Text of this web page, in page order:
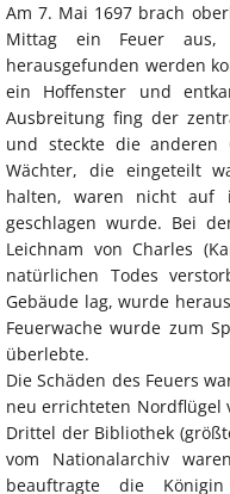
Am 7. Mai 1697 brach
Mittag ein Feuer
herausgefunden werden
ein Hoffenster und
Ausbreitung fing der
und steckte die anderen
Wächter, die eingeteilt
halten, waren nicht auf
geschlagen wurde. Bei
Leichnam von Charles
natürlichen Todes
Gebäude lag, wurde
Feuerwache wurde zum
überlebte.
Die Schäden des Feuers
neu errichteten Nordflügel
Drittel der Bibliothek
vom Nationalarchiv
beauftragte die